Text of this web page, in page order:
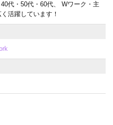
代・50代・60代、 Wワーク・主
活躍しています！